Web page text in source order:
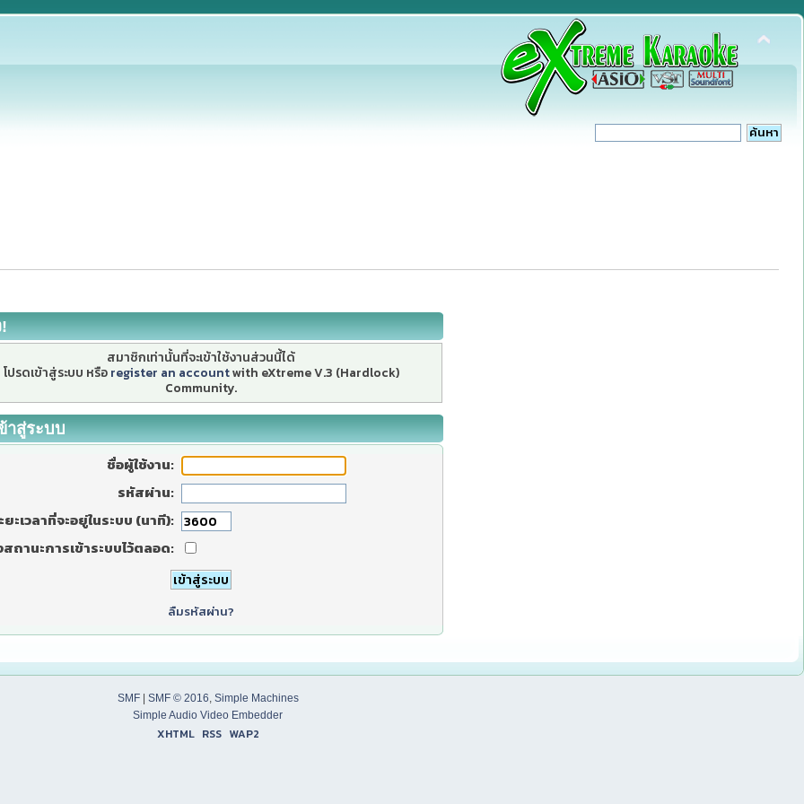
สมาชิกเท่านั้นที่จะเข้าใช้งานส่วนนี้ได้
โปรดเข้าสู่ระบบ หรือ register an accountwith eXtreme V.3 (Hardlock)
Community.
าสู่ระบบ
ชื่อผู้ใช้งาน:
รหัสผ่าน:
ยะเวลาที่จะอยู่ในระบบ (นาที):
สถานะการเข้าระบบไว้ตลอด:
ลืมรหัสผ่าน?
SMF| SMF © 2016, Simple Machines
Simple Audio Video Embedder
XHTML RSS WAP2